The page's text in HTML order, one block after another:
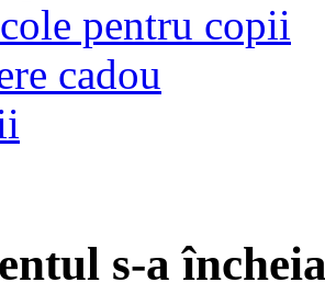
pentru copii
cadou
s-a